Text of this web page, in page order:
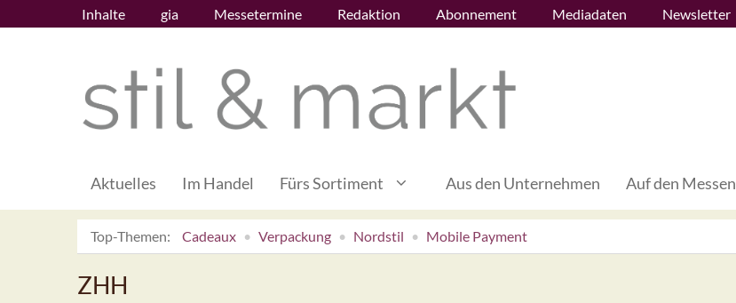
Inhalte gia Messetermine Redaktion Abonnement Mediadaten Newsletter
Aktuelles Im Handel Fürs Sortiment Aus den Unternehmen Auf den Messen
Top-Themen: Cadeaux Verpackung Nordstil Mobile Payment
ZHH